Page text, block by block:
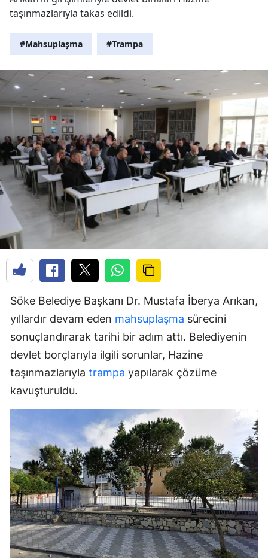
taşınmazlarıyla takas edildi.
#Mahsuplaşma #Trampa
Söke Belediye Başkanı Dr. Mustafa İberya Arıkan,
yıllardır devam eden mahsuplaşma sürecini
sonuçlandırarak tarihi bir adım attı. Belediyenin
devlet borçlarıyla ilgili sorunlar, Hazine
taşınmazlarıyla trampa yapılarak çözüme
kavuşturuldu.